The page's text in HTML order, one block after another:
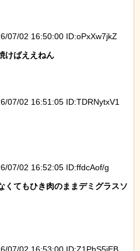
07/02 16:50:00 ID:oPxXw7jkZ
けばええねん
07/02 16:51:05 ID:TDRNytxV1
07/02 16:52:05 ID:ffdcAof/g
くてもひき肉のままデミグラスソ